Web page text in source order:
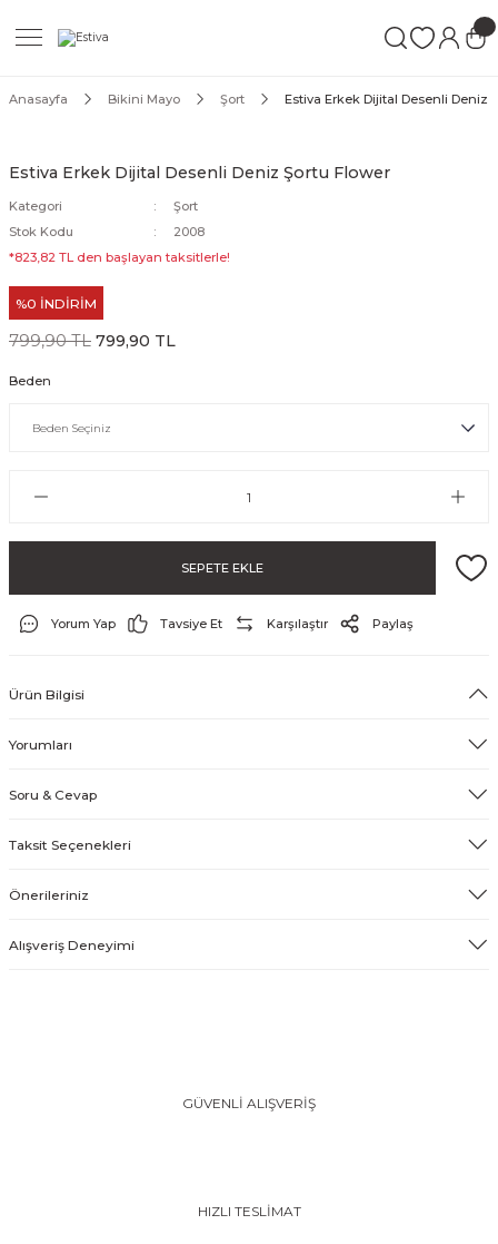
ve Şort
Anasayfa Bikini Mayo Şort Estiva Erkek Dijital Desenli Deniz
Estiva Erkek Dijital Desenli Deniz Şortu Flower
Kategori
Şort
Stok Kodu
2008
*823,82 TL den başlayan taksitlerle!
%0 İNDİRİM
799,90 TL 799,90 TL
Beden
SEPETE EKLE
Yorum Yap Tavsiye Et Karşılaştır Paylaş
Ürün Bilgisi
Yorumları
Soru & Cevap
Taksit Seçenekleri
Önerileriniz
Alışveriş Deneyimi
GÜVENLİ ALIŞVERİŞ
HIZLI TESLİMAT